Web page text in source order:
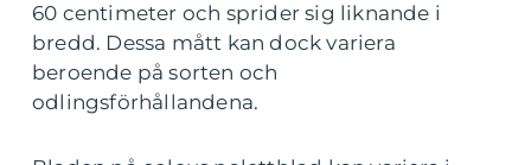
60 centimeter och sprider sig liknande i
bredd. Dessa mått kan dock variera
beroende på sorten och
odlingsförhållandena.